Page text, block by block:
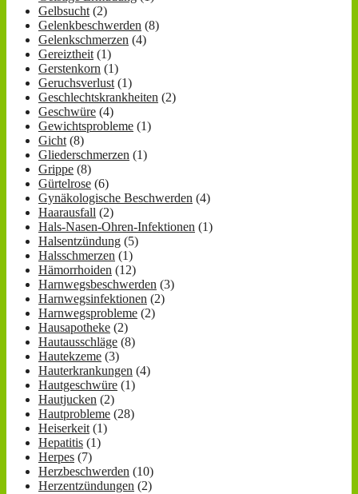
Gelbsucht(2)
Gelenkbeschwerden (8)
Gelenkschmerzen (4)
Gereiztheit(1)
Gerstenkorn (1)
Geruchsverlust(1)
Geschlechtskrankheiten (2)
Geschwüre (4)
Gewichtsprobleme (1)
Gicht(8)
Gliederschmerzen (1)
Grippe (8)
Gürtelrose (6)
Gynäkologische Beschwerden (4)
Haarausfall (2)
Hals-Nasen-Ohren-Infektionen (1)
Halsentzündung (5)
Halsschmerzen (1)
Hämorrhoiden (12)
Harnwegsbeschwerden (3)
Harnwegsinfektionen (2)
Harnwegsprobleme (2)
Hausapotheke (2)
Hautausschläge (8)
Hautekzeme (3)
Hauterkrankungen (4)
Hautgeschwüre (1)
Hautjucken (2)
Hautprobleme (28)
Heiserkeit(1)
Hepatitis (1)
Herpes (7)
Herzbeschwerden (10)
Herzentzündungen (2)